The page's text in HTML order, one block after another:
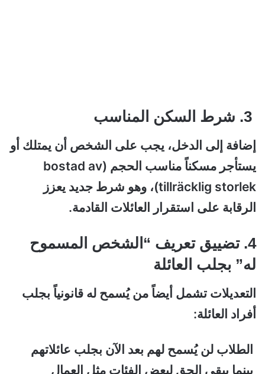
إضافة إلى الدخل، يجب على الشخص أن يمتلك أو
يستأجر مسكناً مناسب الحجم (bostad av
tillräcklig storlek)، وهو شرط جديد يعزز
الرقابة على استقرار العائلات القادمة.
4. تضييق تعريف “الشخص المسموح
له” بجلب العائلة
التعديلات تشمل أيضاً من يُسمح له قانونياً بجلب
أفراد العائلة:
الطلاب لن يُسمح لهم بعد الآن بجلب عائلاتهم
بينما يبقى الحق لبعض الفئات مثل العمال